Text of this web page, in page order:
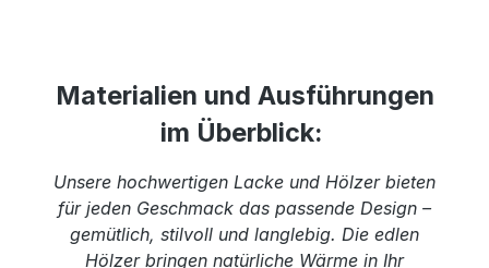
Materialien und Ausführungen
im Überblick:
Unsere hochwertigen Lacke und Hölzer bieten
für jeden Geschmack das passende Design –
gemütlich, stilvoll und langlebig. Die edlen
Hölzer bringen natürliche Wärme in Ihr